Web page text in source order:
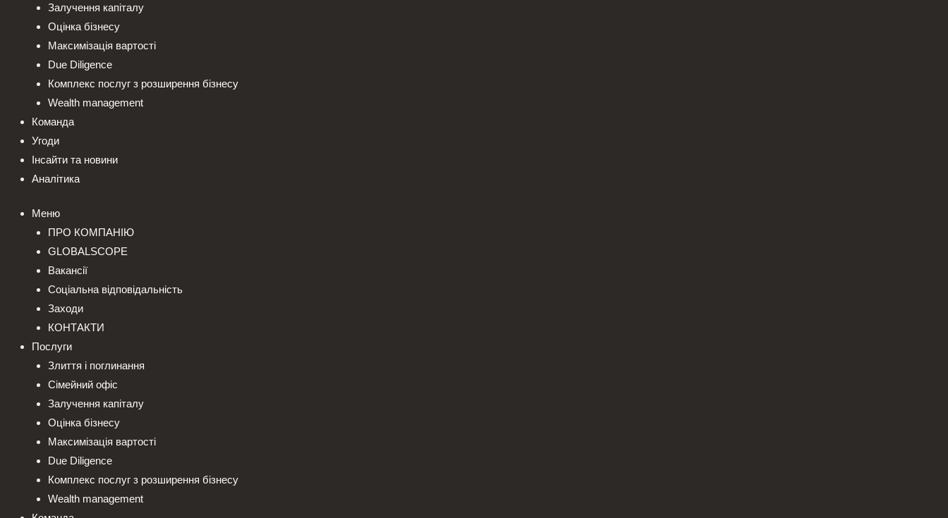
Залучення капіталу
Оцінка бізнесу
Максимізація вартості
Due Diligence
Комплекс послуг з розширення бізнесу
Wealth management
Команда
Угоди
Інсайти та новини
Аналітика
Меню
ПРО КОМПАНІЮ
GLOBALSCOPE
Вакансії
Соціальна відповідальність
Заходи
КОНТАКТИ
Послуги
Злиття і поглинання
Сімейний офіс
Залучення капіталу
Оцінка бізнесу
Максимізація вартості
Due Diligence
Комплекс послуг з розширення бізнесу
Wealth management